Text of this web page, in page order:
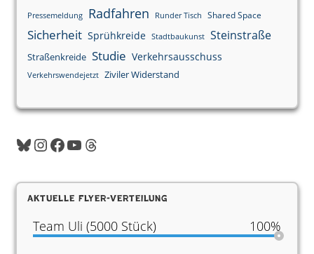
Pressemeldung Radfahren Runder Tisch Shared Space
Sicherheit Sprühkreide Stadtbaukunst Steinstraße
Straßenkreide Studie Verkehrsausschuss
Verkehrswendejetzt Ziviler Widerstand
Aktuelle Flyer-Verteilung
Team Uli (5000 Stück) 100%